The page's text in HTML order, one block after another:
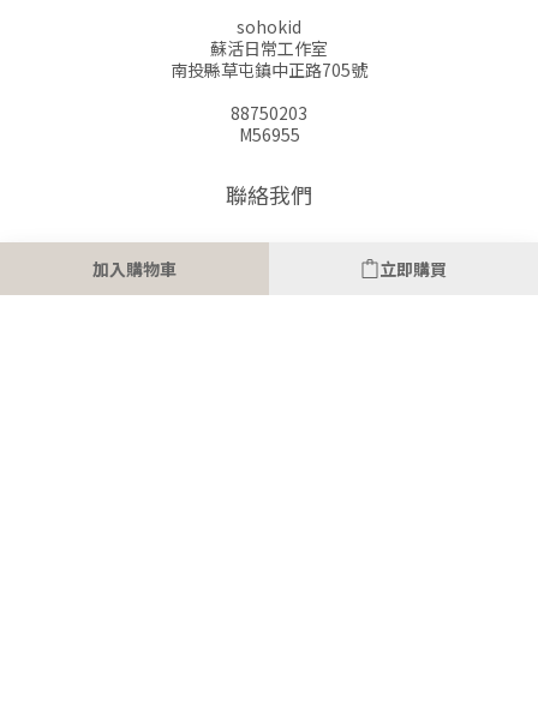
加入購物車 立即購買
sohokid
蘇活日常工作室
南投縣草屯鎮中正路705號
88750203
M56955
聯絡我們
時間 / 08:00-17:00(一~五)
電郵 / SOHOKID2020@GMAIL.COM